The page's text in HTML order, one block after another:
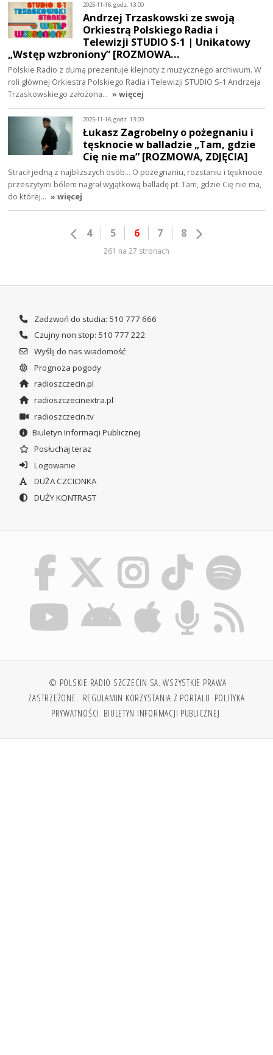
2025-11-16, godz. 13:00
Andrzej Trzaskowski ze swoją
Orkiestrą Polskiego Radia i
Telewizji STUDIO S-1 | Unikatowy
„Wstęp wzbroniony” [ROZMOWA…
Polskie Radio z dumą prezentuje klejnoty z muzycznego archiwum. W
roli głównej Orkiestra Polskiego Radia i Telewizji STUDIO S-1 Andrzeja
Trzaskowskiego założona… » więcej
2025-11-16, godz. 13:00
Łukasz Zagrobelny o pożegnaniu i
tęsknocie w balladzie „Tam, gdzie
Cię nie ma” [ROZMOWA, ZDJĘCIA]
Stracił jedną z najbliższych osób... O pożegnaniu, rozstaniu i tęsknocie
przeszytymi bólem nagrał wyjątkową balladę pt. Tam, gdzie Cię nie ma,
do której… » więcej
4 5 6 7 8
261 na 27 stronach
Zadzwoń do studia: 510 777 666
Czujny non stop: 510 777 222
Wyślij do nas wiadomość
Prognoza pogody
radioszczecin.pl
radioszczecinextra.pl
radioszczecin.tv
Biuletyn Informacji Publicznej
Posłuchaj teraz
Logowanie
DUŻA CZCIONKA
DUŻY KONTRAST
© POLSKIE RADIO SZCZECIN SA. WSZYSTKIE PRAWA
ZASTRZEŻONE. REGULAMIN KORZYSTANIA Z PORTALU POLITYKA
PRYWATNOŚCI BIULETYN INFORMACJI PUBLICZNEJ